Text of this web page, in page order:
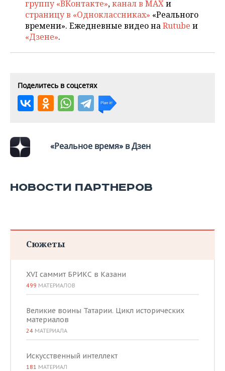
ОПК
ЭНЕРГЕТИКА
ТРАНСПОРТ
УСЛУГИ
МЕДИА
НОВОСТИ МЕРОПРИЯТИЙ
ВЫЕЗДНАЯ РЕДАКЦИЯ
ONLINE-КОНФЕРЕНЦИИ
ОТКРЫТАЯ ЛЕКЦИЯ
СПОРТ
НОВОСТИ СПОРТА
ХОККЕЙ
БАСКЕТБОЛ
КИБЕРСПОРТ
ОБЩЕСТВО
ВЛАСТЬ
ИНФРАСТРУКТУРА
КУЛЬТУРА
СЮЖЕТЫ
СПРАВОЧНИК
СПИСОК КОМПАНИЙ
группу «ВКонтакте»,канал в MAXи
страницу в «Одноклассниках» «Реального
времени». Ежедневные видео наRutube и
«Дзене».
Поделитесь в соцсетях
«Реальное время» в Дзен
НОВОСТИ ПАРТНЕРОВ
Сюжеты
XVI саммит БРИКС в Казани
499 МАТЕРИАЛОВ
Великие воины Татарии. Цикл исторических
материалов
24 МАТЕРИАЛА
Искусственный интеллект
181 МАТЕРИАЛ